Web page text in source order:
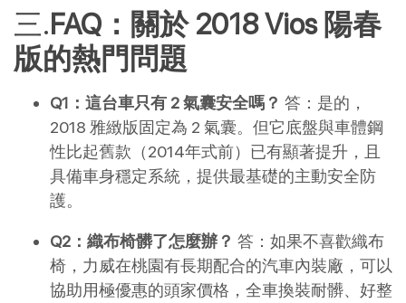
FAQ：關於 2018 Vios 陽春
版的熱門問題
Q1：這台車只有 2 氣囊安全嗎？ 答：是的，
2018 雅緻版固定為 2 氣囊。但它底盤與車體鋼
性比起舊款（2014年式前）已有顯著提升，且
具備車身穩定系統，提供最基礎的主動安全防
護。
Q2：織布椅髒了怎麼辦？ 答：如果不喜歡織布
椅，力威在桃園有長期配合的汽車內裝廠，可以
協助用極優惠的頭家價格，全車換裝耐髒、好整